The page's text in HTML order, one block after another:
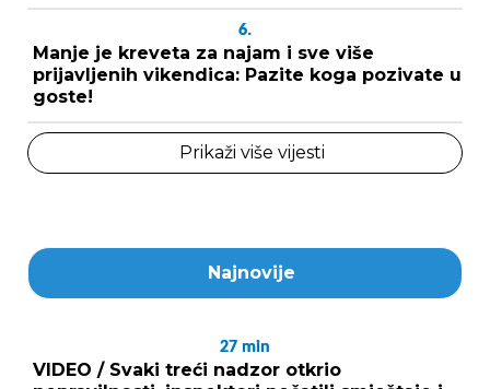
6.
Manje je kreveta za najam i sve više
prijavljenih vikendica: Pazite koga pozivate u
goste!
Prikaži više vijesti
Najnovije
27 min
VIDEO / Svaki treći nadzor otkrio